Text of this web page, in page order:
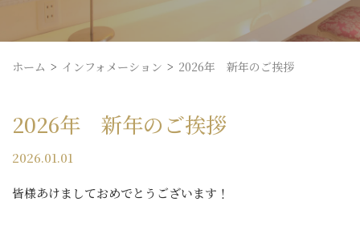
ホーム インフォメーション 2026年 新年のご挨拶
2026年 新年のご挨拶
2026.01.01
皆様あけましておめでとうございます！